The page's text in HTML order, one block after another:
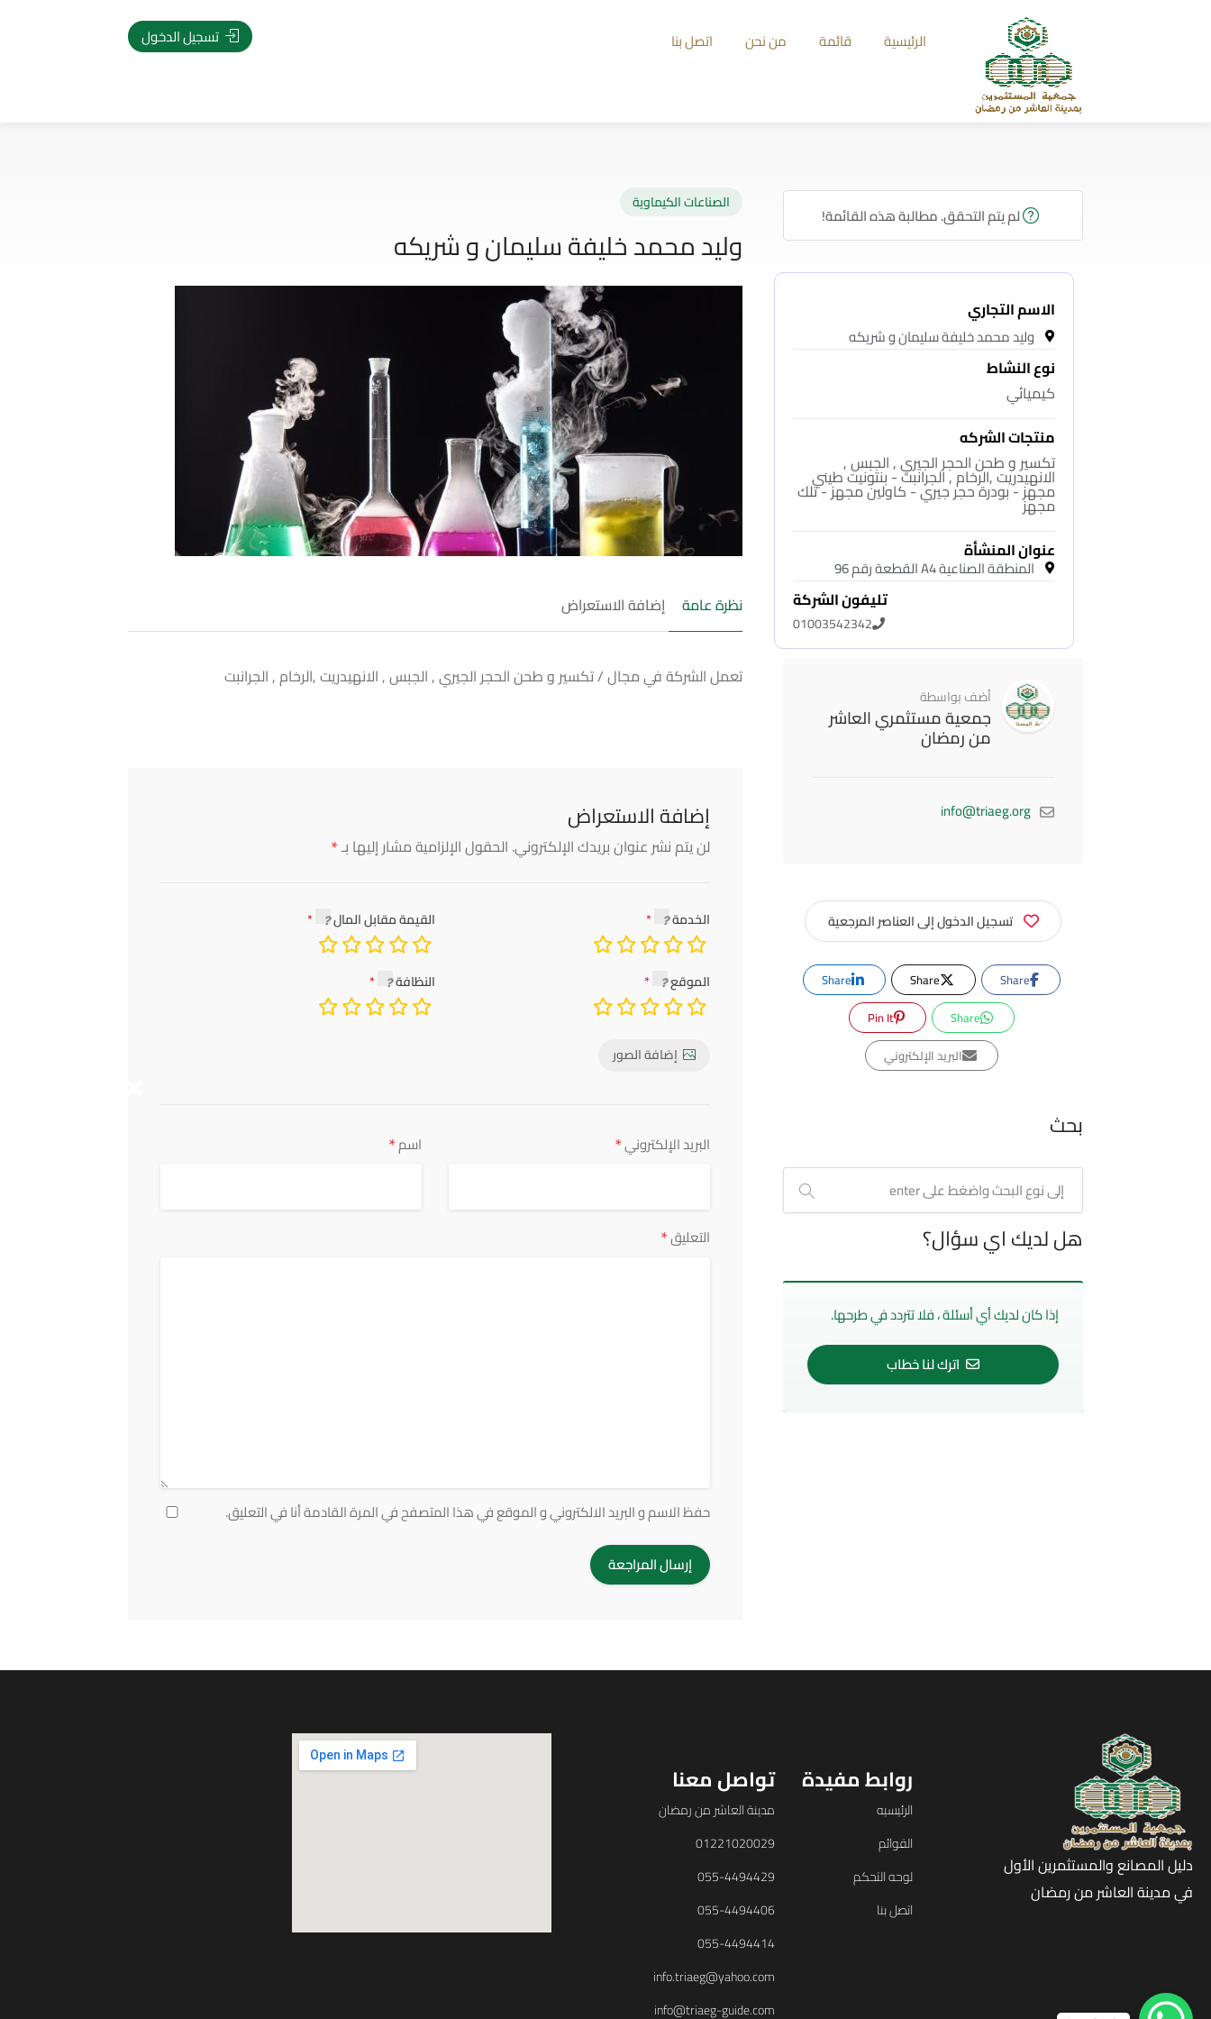
الرئيسية قائمة من نحن اتصل بنا تسجيل الدخول
الصناعات الكيماوية
وليد محمد خليفة سليمان و شريكه
نظرة عامة إضافة الاستعراض
تعمل الشركة في مجال / تكسير و طحن الحجر الجيري , الجبس , الانهيدريت ,الرخام , الجرانبت
إضافة الاستعراض
لن يتم نشر عنوان بريدك الإلكتروني. الحقول الإلزامية مشار إليها بـ*
الخدمة القيمة مقابل المال
الموقع النظافة
إضافة الصور
اسم* البريد الإلكتروني*
التعليق*
حفظ الاسم و البريد الالكتروني و الموقع في هذا المتصفح في المرة القادمة أنا في التعليق.
لم يتم التحقق. مطالبة هذه القائمة!
الاسم التجاري
وليد محمد خليفة سليمان و شريكه
نوع النشاط
كيميائي
منتجات الشركه
تكسير و طحن الحجر الجيري , الجبس ,
الانهيدريت ,الرخام , الجرانبت - بنتونيت طيني
مجهز - بودرة حجر جيري - كاولين مجهز - تلك
مجهز
عنوان المنشأة
المنطقة الصناعية A4 القطعة رقم 96
تليفون الشركة
01003542342
أضف بواسطة
جمعية مستثمري العاشر
من رمضان
info@triaeg.org
تسجيل الدخول إلى العناصر المرجعية
Share
Share
Share
Share
Pin It
البريد الإلكتروني
بحث
هل لديك اي سؤال؟
إذا كان لديك أي أسئلة ، فلا تتردد في طرحها.
اترك لنا خطاب
دليل المصانع والمستثمرين الأول
في مدينة العاشر من رمضان
روابط مفيدة
الرئيسيه
القوائم
لوحه التحكم
اتصل بنا
تواصل معنا
مدينة العاشر من رمضان
01221020029
055-4494429
055-4494406
055-4494414
info.triaeg@yahoo.com
info@triaeg-guide.com